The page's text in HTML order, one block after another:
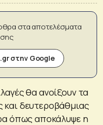
στα αποτελέσματα
στην Google
θα ανοίξουν τα
δευτεροβάθμιας
όπως αποκάλυψε η